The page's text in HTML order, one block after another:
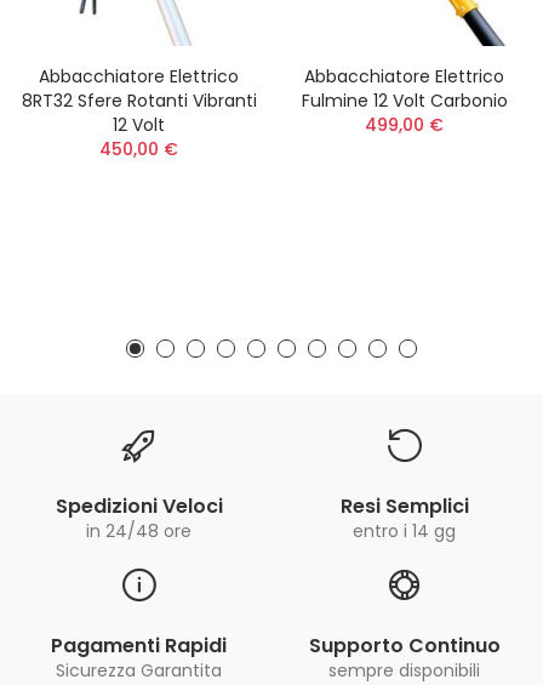
Abbacchiatore Elettrico
8RT32 Sfere Rotanti Vibranti
12 Volt
450,00 €
Abbacchiatore Elettrico
Fulmine 12 Volt Carbonio
499,00 €
Spedizioni Veloci
in 24/48 ore
Resi Semplici
entro i 14 gg
Pagamenti Rapidi
Sicurezza Garantita
Supporto Continuo
sempre disponibili